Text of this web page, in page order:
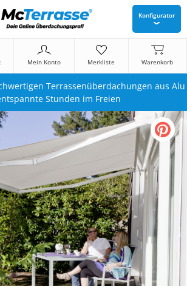
Konfigurator
Mein Konto Merkliste Warenkorb
Terrassenüberdachungen aus Alu
Stunden im Freien